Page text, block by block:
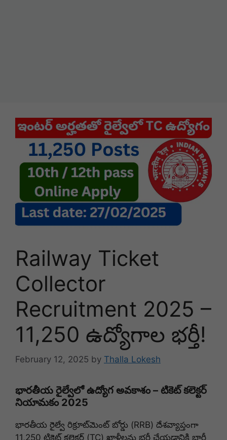
Railway Ticket
Collector
Recruitment 2025 –
11,250 ఉద్యోగాల భర్తీ!
February 12, 2025 by Thalla Lokesh
భారతీయ రైల్వేలో ఉద్యోగ అవకాశం – టికెట్ కలెక్టర్
నియామకం 2025
భారతీయ రైల్వే రిక్రూట్‌మెంట్ బోర్డు (RRB) దేశవ్యాప్తంగా
11,250 టికెట్ కలెక్టర్ (TC) ఖాళీలను భర్తీ చేయడానికి భారీ